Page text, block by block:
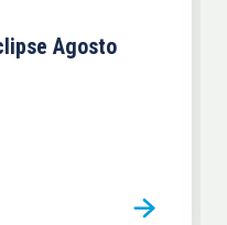
Agosto